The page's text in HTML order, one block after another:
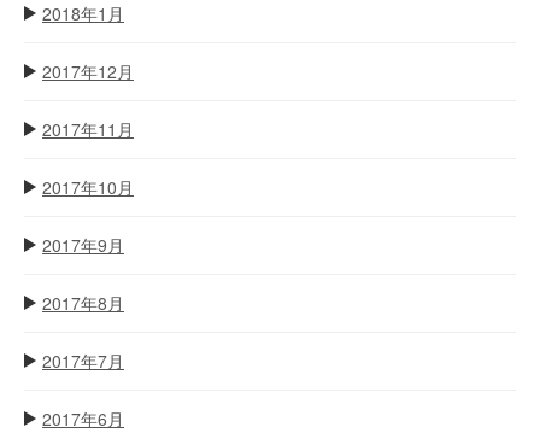
2018年1月
2017年12月
2017年11月
2017年10月
2017年9月
2017年8月
2017年7月
2017年6月